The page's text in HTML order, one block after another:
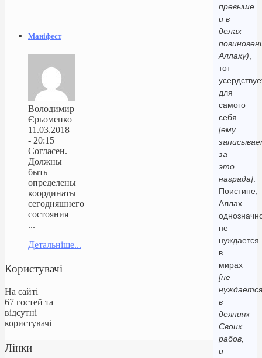
превыше
и в
делах
Аллаху),
тот
для
самого
себя
[ему
за
это
награда].
Поистине,
Аллах
не
нуждается
в
мирах
[не
нуждается
в
деяниях
Своих
рабов,
и
Маніфест
Володимир
Єрьоменко
11.03.2018
- 20:15
Согласен.
Должны
быть
определены
координаты
сегодняшнего
состояния
...
Детальніше...
Користувачі
На сайті
67 гостей та
відсутні
користувачі
Лінки